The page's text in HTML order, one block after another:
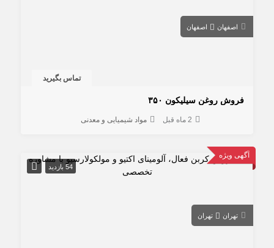
اصفهان اصفهان
تماس بگیرید
فروش روغن سیلیکون ۳۵۰
2 ماه قبل مواد شیمیایی و معدنی
آگهی ویژه
54 بازدید
تهران تهران